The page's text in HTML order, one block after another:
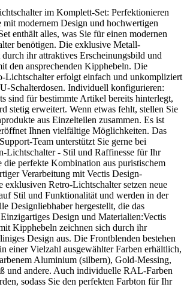
im Komplett-Set: Perfektionieren
mit modernem Design und hochwertigen
enthält alles, was Sie für einen modernen
benötigen. Die exklusive Metall-
ihr attraktives Erscheinungsbild und
den ansprechenden Kipphebeln. Die
Lichtschalter erfolgt einfach und unkompliziert
Schalterdosen. Individuell konfigurieren:
sind für bestimmte Artikel bereits hinterlegt,
stetig erweitert. Wenn etwas fehlt, stellen Sie
aus Einzelteilen zusammen. Es ist
Ihnen vielfältige Möglichkeiten. Das
Team unterstützt Sie gerne bei
Lichtschalter - Stil und Raffinesse für Ihr
die perfekte Kombination aus puristischem
Verarbeitung mit Vectis Design-
exklusiven Retro-Lichtschalter setzen neue
Stil und Funktionalität und werden in der
Designliebhaber hergestellt, die das
Design und Materialien:Vectis
Kipphebeln zeichnen sich durch ihr
Design aus. Die Frontblenden bestehen
einer Vielzahl ausgewählter Farben erhältlich,
Aluminium (silbern), Gold-Messing,
und andere. Auch individuelle RAL-Farben
sodass Sie den perfekten Farbton für Ihr